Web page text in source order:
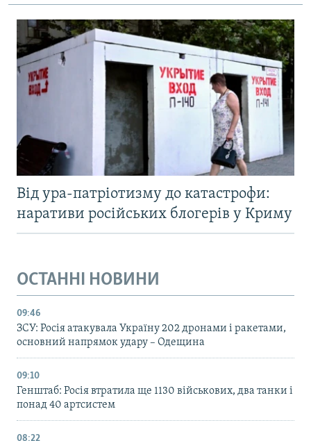
Від ура-патріотизму до катастрофи:
наративи російських блогерів у Криму
ОСТАННІ НОВИНИ
09:46
ЗСУ: Росія атакувала Україну 202 дронами і ракетами,
основний напрямок удару – Одещина
09:10
Генштаб: Росія втратила ще 1130 військових, два танки і
понад 40 артсистем
08:22